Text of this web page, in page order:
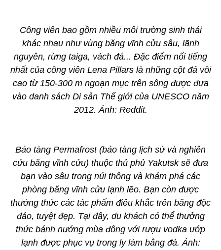
Công viên bao gồm nhiều môi trường sinh thái
khác nhau như vùng băng vĩnh cửu sâu, lãnh
nguyên, rừng taiga, vách đá... Đặc điểm nổi tiếng
nhất của công viên Lena Pillars là những cột đá vôi
cao từ 150-300 m ngoạn mục trên sông được đưa
vào danh sách Di sản Thế giới của UNESCO năm
2012. Ảnh: Reddit.
Bảo tàng Permafrost (bảo tàng lịch sử và nghiên
cứu băng vĩnh cửu) thuộc thủ phủ Yakutsk sẽ đưa
bạn vào sâu trong núi thông và khám phá các
phòng băng vĩnh cửu lạnh lẽo. Bạn còn được
thưởng thức các tác phẩm điêu khắc trên băng độc
đáo, tuyệt đẹp. Tại đây, du khách có thể thưởng
thức bánh nướng mùa đông với rượu vodka ướp
lạnh được phục vụ trong ly làm bằng đá. Ảnh: